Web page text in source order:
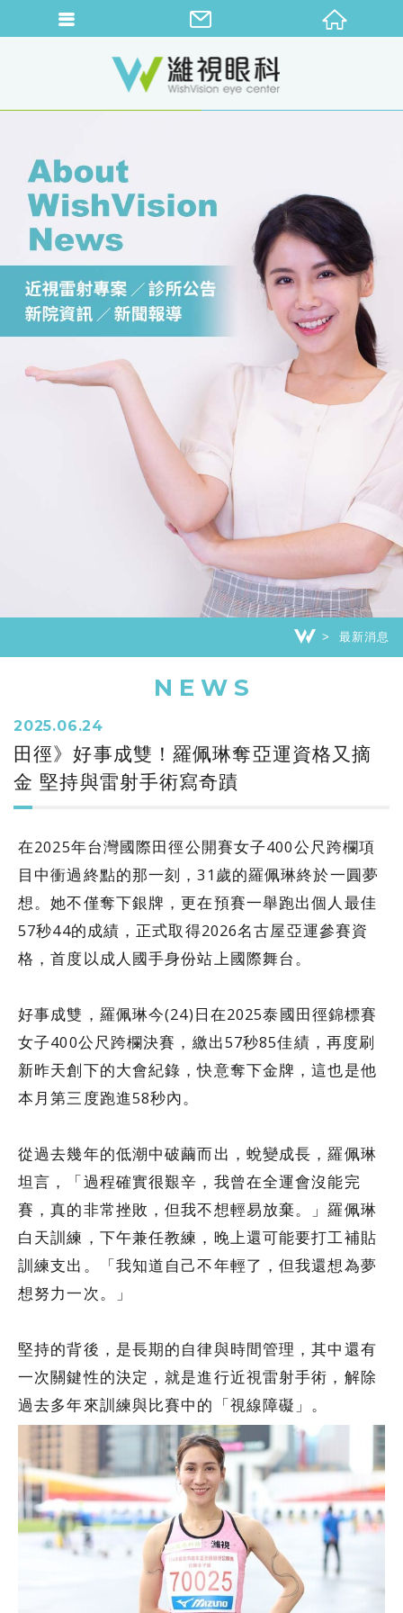
最新消息
NEWS
2025.06.24
田徑》好事成雙！羅佩琳奪亞運資格又摘
金 堅持與雷射手術寫奇蹟
在2025年台灣國際田徑公開賽女子400公尺跨欄項
目中衝過終點的那一刻，31歲的羅佩琳終於一圓夢
想。她不僅奪下銀牌，更在預賽一舉跑出個人最佳
57秒44的成績，正式取得2026名古屋亞運參賽資
格，首度以成人國手身份站上國際舞台。
好事成雙，羅佩琳今(24)日在2025泰國田徑錦標賽
女子400公尺跨欄決賽，繳出57秒85佳績，再度刷
新昨天創下的大會紀錄，快意奪下金牌，這也是他
本月第三度跑進58秒內。
從過去幾年的低潮中破繭而出，蛻變成長，羅佩琳
坦言，「過程確實很艱辛，我曾在全運會沒能完
賽，真的非常挫敗，但我不想輕易放棄。」羅佩琳
白天訓練，下午兼任教練，晚上還可能要打工補貼
訓練支出。「我知道自己不年輕了，但我還想為夢
想努力一次。」
堅持的背後，是長期的自律與時間管理，其中還有
一次關鍵性的決定，就是進行近視雷射手術，解除
過去多年來訓練與比賽中的「視線障礙」。